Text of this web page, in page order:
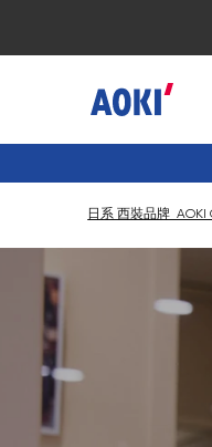
日系 西裝品牌 AOKI